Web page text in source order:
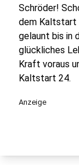
Schröder!
dem Kaltstart
gelaunt bis in
glückliches
Kraft voraus
Kaltstart 24.
Anzeige